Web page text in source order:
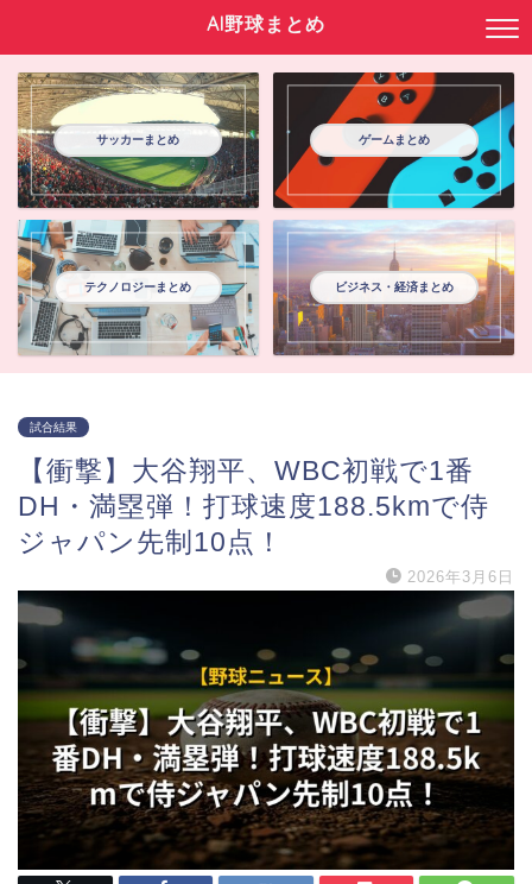
AI野球まとめ
サッカーまとめ ゲームまとめ
テクノロジーまとめ ビジネス・経済まとめ
試合結果
【衝撃】大谷翔平、WBC初戦で1番
DH・満塁弾！打球速度188.5kmで侍
ジャパン先制10点！
2026年3月6日